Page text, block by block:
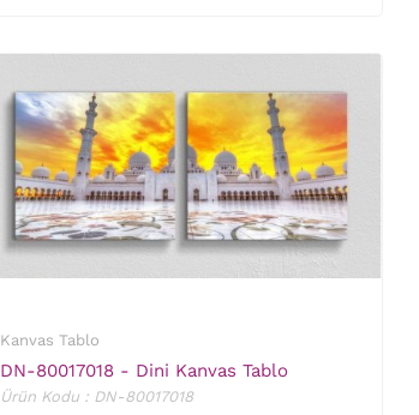
Kanvas Tablo
DN-80017018 - Dini Kanvas Tablo
Ürün Kodu : DN-80017018